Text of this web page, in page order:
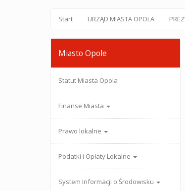
Start URZĄD MIASTA OPOLA
Miasto Opole
Statut Miasta Opola
Finanse Miasta
Prawo lokalne
Podatki i Opłaty Lokalne
System Informacji o Środowisku